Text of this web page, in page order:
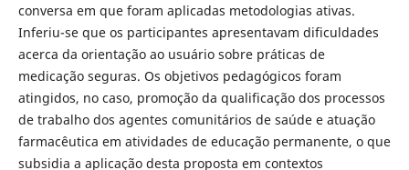
conversa em que foram aplicadas metodologias ativas.
Inferiu-se que os participantes apresentavam dificuldades
acerca da orientação ao usuário sobre práticas de
medicação seguras. Os objetivos pedagógicos foram
atingidos, no caso, promoção da qualificação dos processos
de trabalho dos agentes comunitários de saúde e atuação
farmacêutica em atividades de educação permanente, o que
subsidia a aplicação desta proposta em contextos